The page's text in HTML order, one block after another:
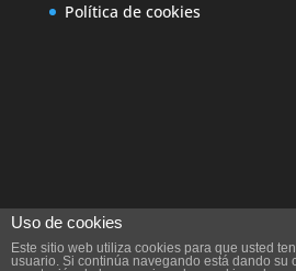
Política de cookies
Uso de cookies
Este sitio web utiliza cookies para que usted
usuario. Si continúa navegando está dando su